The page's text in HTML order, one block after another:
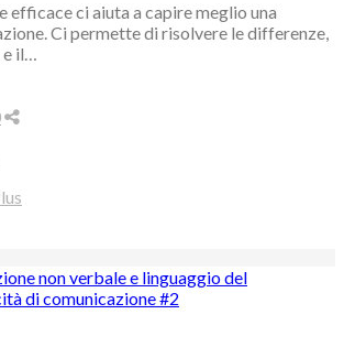
efficace ci aiuta a capire meglio una
Ci permette di risolvere le differenze,
e il…